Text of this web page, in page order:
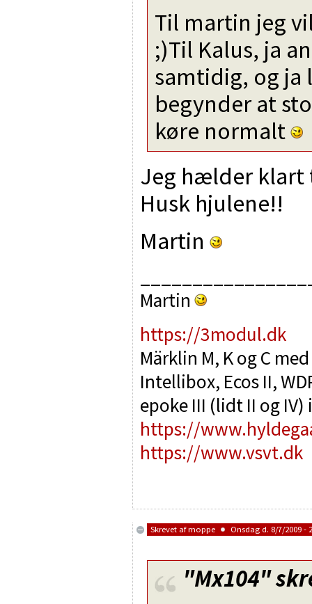
Til martin jeg
;)Til Kalus, ja
samtidig, og ja
begynder at
køre normalt
Jeg hælder klart
Husk hjulene!!
Martin
Martin
https://3modul.dk
Märklin M, K og C
Intellibox, Ecos II,
epoke III (lidt II og
https://
https://www.vsvt.dk
Skrevet afmoppe Onsdag d. 8/7/2009 -
"Mx104"